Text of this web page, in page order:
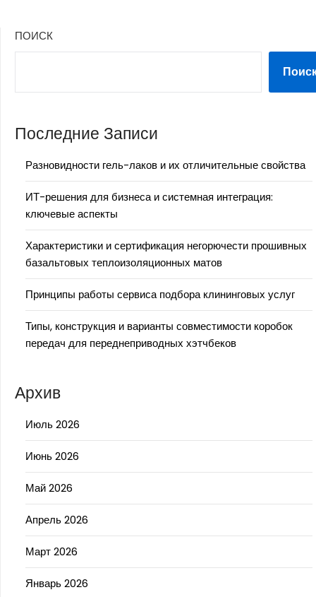
ПОИСК
Последние Записи
Разновидности гель-лаков и их отличительные свойства
ИТ-решения для бизнеса и системная интеграция:
ключевые аспекты
Характеристики и сертификация негорючести прошивных
базальтовых теплоизоляционных матов
Принципы работы сервиса подбора клининговых услуг
Типы, конструкция и варианты совместимости коробок
передач для переднеприводных хэтчбеков
Архив
Июль 2026
Июнь 2026
Май 2026
Апрель 2026
Март 2026
Январь 2026